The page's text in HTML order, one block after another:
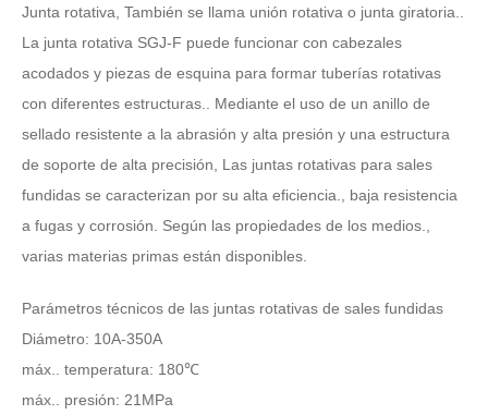
Junta rotativa, También se llama unión rotativa o junta giratoria..
La junta rotativa SGJ-F puede funcionar con cabezales
acodados y piezas de esquina para formar tuberías rotativas
con diferentes estructuras.. Mediante el uso de un anillo de
sellado resistente a la abrasión y alta presión y una estructura
de soporte de alta precisión, Las juntas rotativas para sales
fundidas se caracterizan por su alta eficiencia., baja resistencia
a fugas y corrosión. Según las propiedades de los medios.,
varias materias primas están disponibles.
Parámetros técnicos de las juntas rotativas de sales fundidas
Diámetro: 10A-350A
máx.. temperatura: 180℃
máx.. presión: 21MPa